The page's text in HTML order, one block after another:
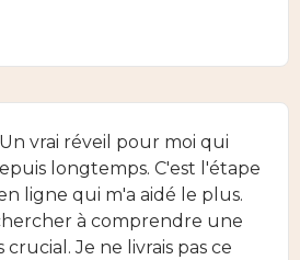
vrai réveil pour moi qui
longtemps. C'est l'étape
ligne qui m'a aidé le plus.
à comprendre une
Je ne livrais pas ce